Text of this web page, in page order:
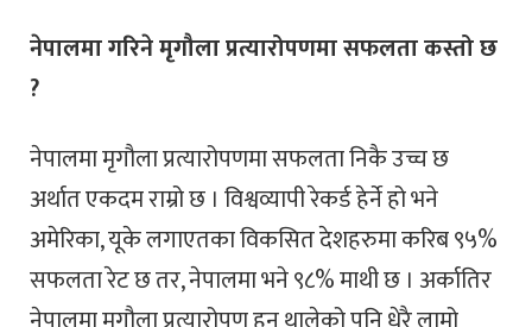
नेपालमा गरिने मृगौला प्रत्यारोपणमा सफलता कस्तो छ
?
नेपालमा मृगौला प्रत्यारोपणमा सफलता निकै उच्च छ
अर्थात एकदम राम्रो छ । विश्वव्यापी रेकर्ड हेर्ने हो भने
अमेरिका, यूके लगाएतका विकसित देशहरुमा करिब ९५%
सफलता रेट छ तर, नेपालमा भने ९८% माथी छ । अर्कातिर